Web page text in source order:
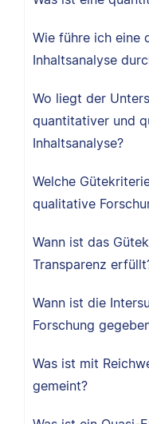
Wie führe ich eine
Inhaltsanalyse
Wo liegt der
quantitativer und
Inhaltsanalyse?
Welche
qualitative
Wann ist das
Transparenz
Wann ist die
Forschung
Was ist mit
gemeint?